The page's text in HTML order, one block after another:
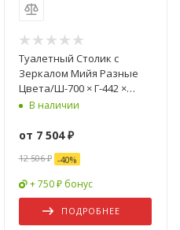
Туалетный Столик с
Зеркалом Мийя Разные
Цвета/Ш-700 × Г-442 ×
В-1475 мм
В наличии
от 7 504 ₽
12 506 ₽ -40%
+ 750 ₽ бонус
ПОДРОБНЕЕ